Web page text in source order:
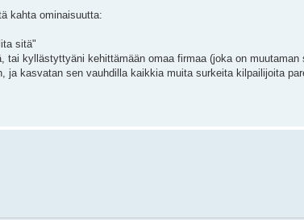
kahta ominaisuutta:
sitä"
kyllästyttyäni kehittämään omaa firmaa (joka on muutaman
kasvatan sen vauhdilla kaikkia muita surkeita kilpailijoita